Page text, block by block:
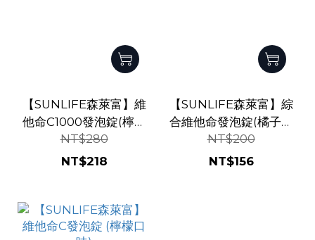
【SUNLIFE森萊富】維
他命C1000發泡錠(檸檬
口味)
NT$280
NT$218
【SUNLIFE森萊富】綜
合維他命發泡錠(橘子口
味)
NT$200
NT$156